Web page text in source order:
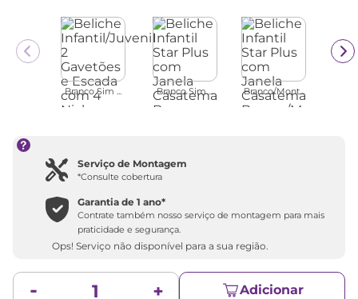
Branco Sim ... Branco Sim ... Branco/Mont...
Serviço de Montagem
*Consulte cobertura
Garantia de 1 ano*
Contrate também nosso serviço de montagem para mais
praticidade e segurança.
Ops! Serviço não disponível para a sua região.
Adicionar